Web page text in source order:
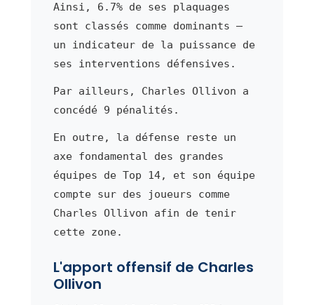
Ainsi, 6.7% de ses plaquages
sont classés comme dominants —
un indicateur de la puissance de
ses interventions défensives.
Par ailleurs, Charles Ollivon a
concédé 9 pénalités.
En outre, la défense reste un
axe fondamental des grandes
équipes de Top 14, et son équipe
compte sur des joueurs comme
Charles Ollivon afin de tenir
cette zone.
L'apport offensif de Charles
Ollivon